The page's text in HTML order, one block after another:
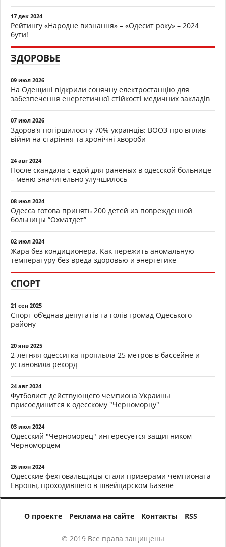
17 дек 2024
Рейтингу «Народне визнання» – «Одесит року» – 2024
бути!
ЗДОРОВЬЕ
09 июл 2026
На Одещині відкрили сонячну електростанцію для
забезпечення енергетичної стійкості медичних закладів
07 июл 2026
Здоров'я погіршилося у 70% українців: ВООЗ про вплив
війни на старіння та хронічні хвороби
24 авг 2024
После скандала с едой для раненых в одесской больнице
– меню значительно улучшилось
08 июл 2024
Одесса готова принять 200 детей из поврежденной
больницы “Охматдет”
02 июл 2024
Жара без кондиционера. Как пережить аномальную
температуру без вреда здоровью и энергетике
СПОРТ
21 сен 2025
Спорт об’єднав депутатів та голів громад Одеського
району
20 янв 2025
2-летняя одесситка проплыла 25 метров в бассейне и
установила рекорд
24 авг 2024
Футболист действующего чемпиона Украины
присоединится к одесскому "Черноморцу"
03 июл 2024
Одесский "Черноморец" интересуется защитником
Черноморцем
26 июн 2024
Одесские фехтовальщицы стали призерами чемпионата
Европы, проходившего в швейцарском Базеле
О проекте Реклама на сайте Контакты RSS
© 2019 Все права защищены